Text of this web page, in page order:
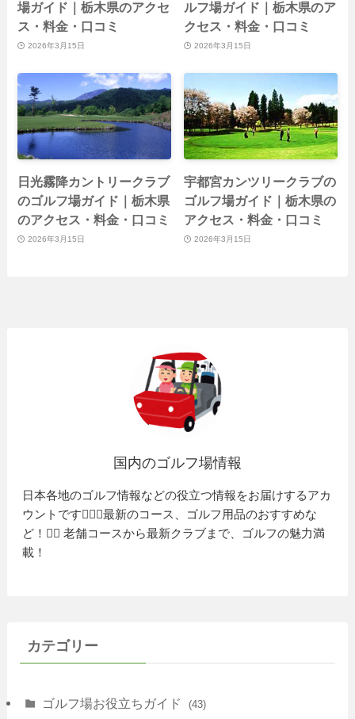
場ガイド｜栃木県のアクセ
ス・料金・口コミ
2026年3月15日
ルフ場ガイド｜栃木県のア
クセス・料金・口コミ
2026年3月15日
日光霧降カントリークラブ
のゴルフ場ガイド｜栃木県
のアクセス・料金・口コミ
2026年3月15日
宇都宮カンツリークラブの
ゴルフ場ガイド｜栃木県の
アクセス・料金・口コミ
2026年3月15日
国内のゴルフ場情報
日本各地のゴルフ情報などの役立つ情報をお届けするアカ
ウントです🏌️‍♂️⛳️最新のコース、ゴルフ用品のおすすめな
ど！🏌️‍♀️ 老舗コースから最新クラブまで、ゴルフの魅力満
載！
カテゴリー
ゴルフ場お役立ちガイド (43)